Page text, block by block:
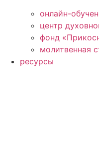
онлайн-
центр
фонд
молитвенная
ресурсы